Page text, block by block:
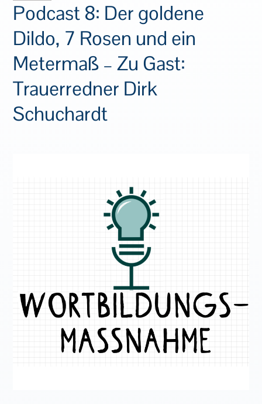
Podcast 8: Der goldene
Dildo, 7 Rosen und ein
Metermaß – Zu Gast:
Trauerredner Dirk
Schuchardt